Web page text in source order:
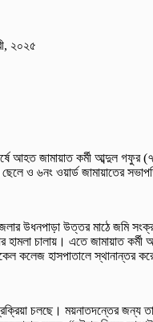
২০২৫
আহত জামায়াত কর্মী আব্দুল
ও ৬নং ওয়ার্ড জামায়াতের
উধনপাড়া উত্তর মাঠে জমি
চালায়। এতে জামায়াত
কলেজ হাসপাতালে স্থানান্তর
চলছে। ময়নাতদন্তের জন্য